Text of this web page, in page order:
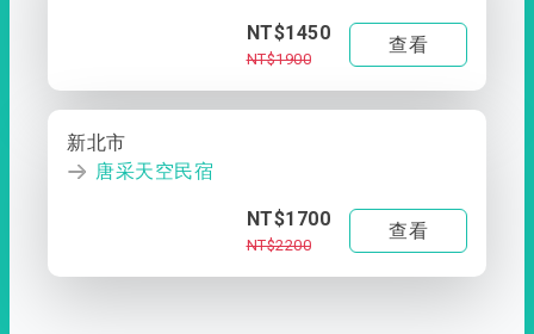
NT$1450
NT$1900
查看
新北市
唐采天空民宿
NT$1700
NT$2200
查看